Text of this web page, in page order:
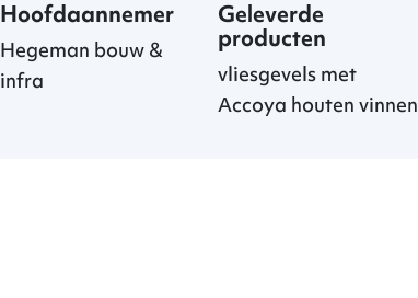
Hoofdaannemer
Hegeman bouw &
infra
Geleverde
producten
vliesgevels met
Accoya houten vinnen